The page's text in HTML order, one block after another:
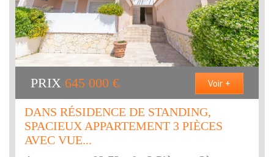
PRIX 645 000 € Voir +
DANS RÉSIDENCE DE STANDING,
SPACIEUX APPARTEMENT 3 PIÈCES
AVEC VUE...